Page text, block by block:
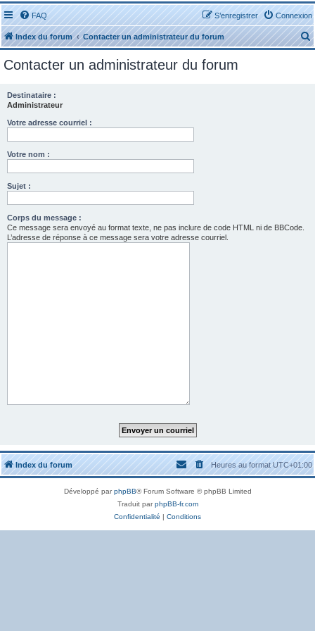
FAQ Connexion
S’enregistrer
Index du forum Contacter un administrateur du forum
e
Contacter un administrateur du forum
Destinataire :
Administrateur
Votre adresse courriel :
Votre nom :
Sujet :
Corps du message :
Ce message sera envoyé au format texte, ne pas inclure de code HTML ni de BBCode.
L’adresse de réponse à ce message sera votre adresse courriel.
Index du forum Heures au formatUTC+01:00
Développé parphpBB® Forum Software © phpBB Limited
Traduit parphpBB-fr.com
Confidentialité | Conditions